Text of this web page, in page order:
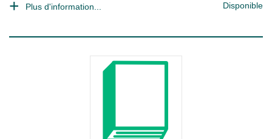
Plus d'information... Disponible